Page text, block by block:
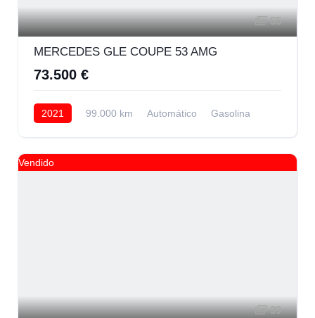
55
MERCEDES GLE COUPE 53 AMG
73.500 €
2021 99.000 km Automático
Gasolina
Vendido
39